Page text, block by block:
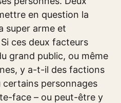
en question la
super arme et
ces deux facteurs
grand public, ou même
y a-t-il des factions
certains personnages
face – ou peut-être y